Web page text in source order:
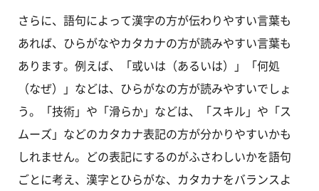
さらに、語句によって漢字の方が伝わりやすい言葉も
あれば、ひらがなやカタカナの方が読みやすい言葉も
あります。例えば、「或いは（あるいは）」「何処
（なぜ）」などは、ひらがなの方が読みやすいでしょ
う。「技術」や「滑らか」などは、「スキル」や「ス
ムーズ」などのカタカナ表記の方が分かりやすいかも
しれません。どの表記にするのがふさわしいかを語句
ごとに考え、漢字とひらがな、カタカナをバランスよ